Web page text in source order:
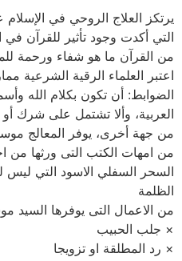
يرتكز العلاج الروحي في الإسلام
التي أكدت وجود تأثير للقرآن
اعتبر العلماء الرقية الشرعية
الضوابط: أن تكون بكلام الله
العربية، وألا تشتمل على شرك أو
من جهة أخرى، يوفر المعالج
من امهات الكتب التى ورثها من
السحر السفلي الاسود التي ليس
الظلمة
من الاعمال التى يوفرها السيد
× جلب الحبيب
× رد المطلقة او تزويجا